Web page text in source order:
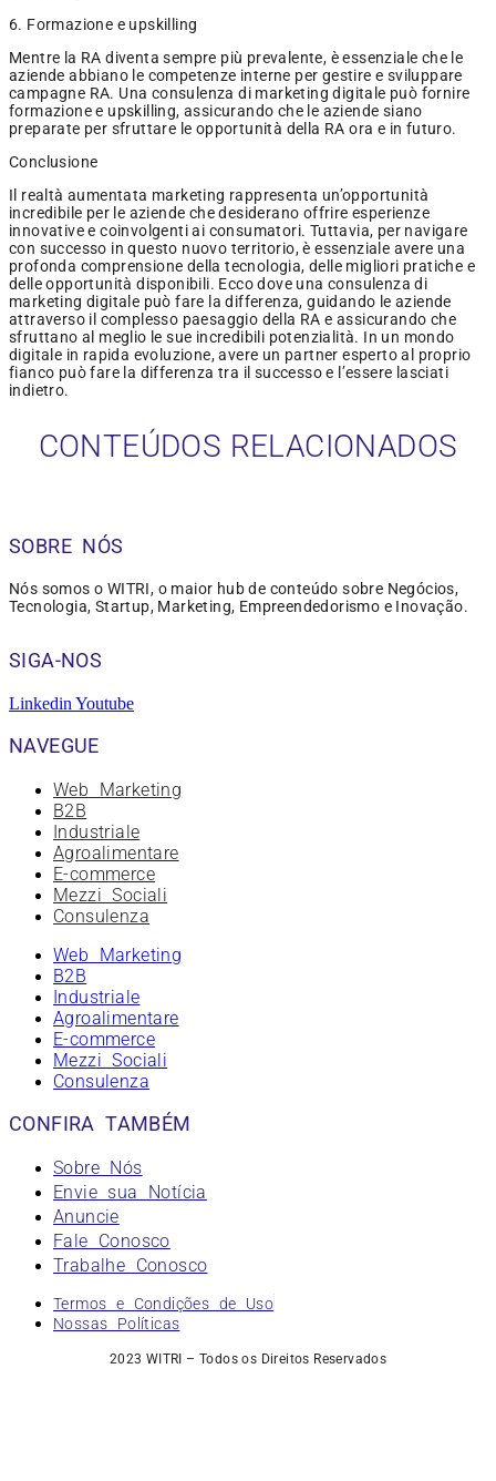
6. Formazione e upskilling
Mentre la RA diventa sempre più prevalente, è essenziale che le
aziende abbiano le competenze interne per gestire e sviluppare
campagne RA. Una consulenza di marketing digitale può fornire
formazione e upskilling, assicurando che le aziende siano
preparate per sfruttare le opportunità della RA ora e in futuro.
Conclusione
Il realtà aumentata marketing rappresenta un’opportunità
incredibile per le aziende che desiderano offrire esperienze
innovative e coinvolgenti ai consumatori. Tuttavia, per navigare
con successo in questo nuovo territorio, è essenziale avere una
profonda comprensione della tecnologia, delle migliori pratiche e
delle opportunità disponibili. Ecco dove una consulenza di
marketing digitale può fare la differenza, guidando le aziende
attraverso il complesso paesaggio della RA e assicurando che
sfruttano al meglio le sue incredibili potenzialità. In un mondo
digitale in rapida evoluzione, avere un partner esperto al proprio
fianco può fare la differenza tra il successo e l’essere lasciati
indietro.
CONTEÚDOS RELACIONADOS
SOBRE NÓS
Nós somos o WITRI, o maior hub de conteúdo sobre Negócios,
Tecnologia, Startup, Marketing, Empreendedorismo e Inovação.
SIGA-NOS
Linkedin Youtube
NAVEGUE
Web Marketing
B2B
Industriale
Agroalimentare
E-commerce
Mezzi Sociali
Consulenza
Web Marketing
B2B
Industriale
Agroalimentare
E-commerce
Mezzi Sociali
Consulenza
CONFIRA TAMBÉM
Sobre Nós
Envie sua Notícia
Anuncie
Fale Conosco
Trabalhe Conosco
Termos e Condições de Uso
Nossas Políticas
2023 WITRI – Todos os Direitos Reservados